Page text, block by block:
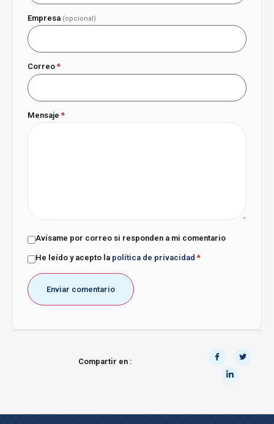
Empresa (opcional)
Correo*
Mensaje*
Avísame por correo si responden a mi comentario
He leído y acepto la política de privacidad *
Compartir en :